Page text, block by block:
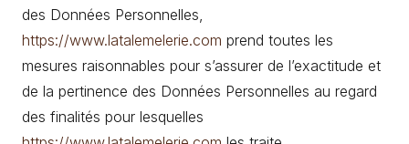
des Données Personnelles,
https://www.latalemelerie.com prend toutes les
mesures raisonnables pour s’assurer de l’exactitude et
de la pertinence des Données Personnelles au regard
des finalités pour lesquelles